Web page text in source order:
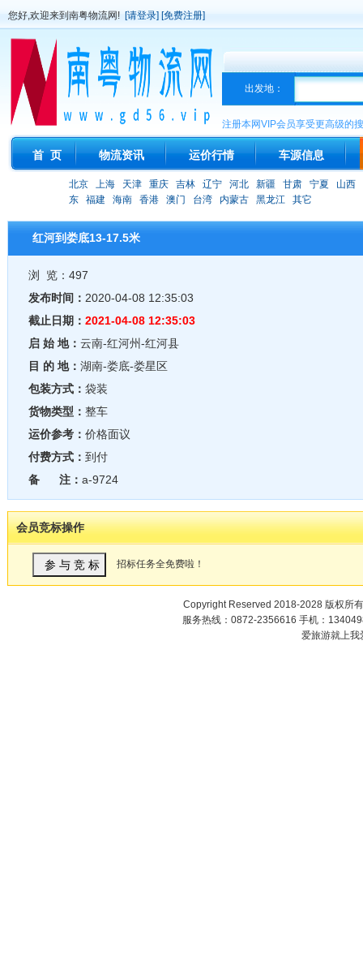
您好,欢迎来到南粤物流网! [请登录] [免费注册]
出发地：
注册本网VIP会员享受更高级的
首 页 物流资讯 运价行情 车源信息
北京 上海 天津 重庆 吉林 辽宁 河北 新疆 甘肃 宁夏
山西
东
福建 海南 香港 澳门 台湾 内蒙古 黑龙江 其它
红河到娄底13-17.5米
浏 览：497
发布时间： 2020-04-08 12:35:03
截止日期： 2021-04-08 12:35:03
启 始 地： 云南-红河州-红河县
目 的 地： 湖南-娄底-娄星区
包装方式： 袋装
货物类型： 整车
运价参考： 价格面议
付费方式： 到付
备 注： a-9724
会员竞标操作
招标任务全免费啦！
Copyright Reserved 2018-2028 版权所
服务热线：0872-2356616 手机：
爱旅游就上我